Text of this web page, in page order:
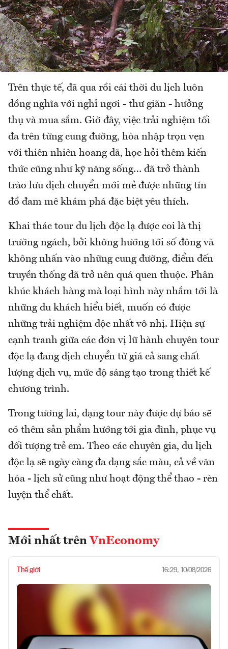
Trên thực tế, đã qua rồi cái thời du lịch luôn
đồng nghĩa với nghỉ ngơi - thư giãn - hưởng
thụ và mua sắm. Giờ đây, việc trải nghiệm tối
đa trên từng cung đường, hòa nhập trọn vẹn
với thiên nhiên hoang dã, học hỏi thêm kiến
thức cũng như kỹ năng sống… đã trở thành
trào lưu dịch chuyển mới mẻ được những tín
đồ đam mê khám phá đặc biệt yêu thích.
Khai thác tour du lịch độc lạ được coi là thị
trường ngách, bởi không hướng tới số đông và
không nhấn vào những cung đường, điểm đến
truyền thống đã trở nên quá quen thuộc. Phân
khúc khách hàng mà loại hình này nhắm tới là
những du khách hiểu biết, muốn có được
những trải nghiệm độc nhất vô nhị. Hiện sự
cạnh tranh giữa các đơn vị lữ hành chuyên tour
độc lạ đang dịch chuyển từ giá cả sang chất
lượng dịch vụ, mức độ sáng tạo trong thiết kế
chương trình.
Trong tương lai, dạng tour này được dự báo sẽ
có thêm sản phẩm hướng tới gia đình, phục vụ
đối tượng trẻ em. Theo các chuyên gia, du lịch
độc lạ sẽ ngày càng đa dạng sắc màu, cả về văn
hóa - lịch sử cũng như hoạt động thể thao - rèn
luyện thể chất.
Mới nhất trên VnEconomy
Thế giới 16:29, 10/08/2026